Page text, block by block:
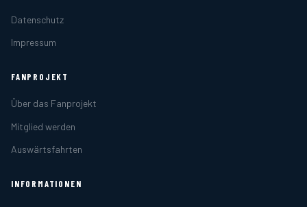
Datenschutz
Impressum
FANPROJEKT
Über das Fanprojekt
Mitglied werden
Auswärtsfahrten
INFORMATIONEN